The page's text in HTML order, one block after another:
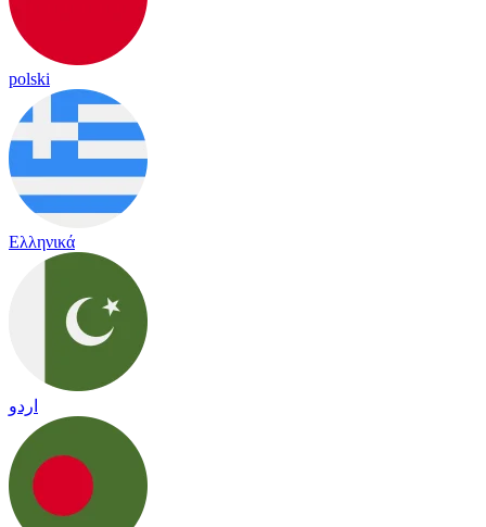
polski
Ελληνικά
اردو